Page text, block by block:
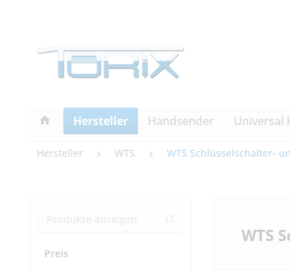
Hersteller Handsender Universal
Hersteller WTS WTS Schlüsselschalter-
Preis
WTS